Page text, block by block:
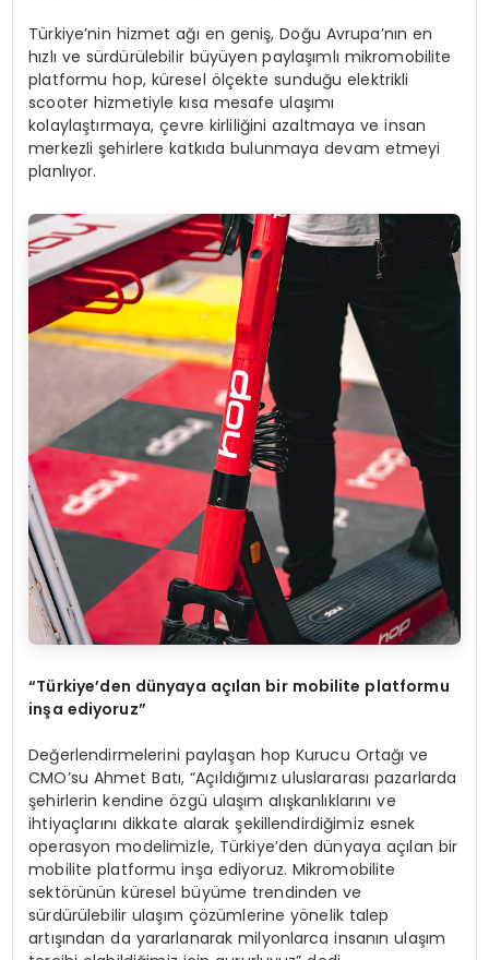
Türkiye’nin hizmet ağı en geniş, Doğu Avrupa’nın en
hızlı ve sürdürülebilir büyüyen paylaşımlı mikromobilite
platformu hop, küresel ölçekte sunduğu elektrikli
scooter hizmetiyle kısa mesafe ulaşımı
kolaylaştırmaya, çevre kirliliğini azaltmaya ve insan
merkezli şehirlere katkıda bulunmaya devam etmeyi
planlıyor.
“Türkiye’den dünyaya açılan bir mobilite platformu
inşa ediyoruz”
Değerlendirmelerini paylaşan hop Kurucu Ortağı ve
CMO’su Ahmet Batı, “Açıldığımız uluslararası pazarlarda
şehirlerin kendine özgü ulaşım alışkanlıklarını ve
ihtiyaçlarını dikkate alarak şekillendirdiğimiz esnek
operasyon modelimizle, Türkiye’den dünyaya açılan bir
mobilite platformu inşa ediyoruz. Mikromobilite
sektörünün küresel büyüme trendinden ve
sürdürülebilir ulaşım çözümlerine yönelik talep
artışından da yararlanarak milyonlarca insanın ulaşım